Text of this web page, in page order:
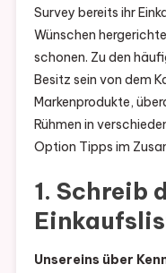
Survey bereits ihr
Wünschen
schonen. Zu den
Besitz sein von dem
Markenprodukte,
Rühmen in
Option Tipps im
1. Schreib
Unsereins über